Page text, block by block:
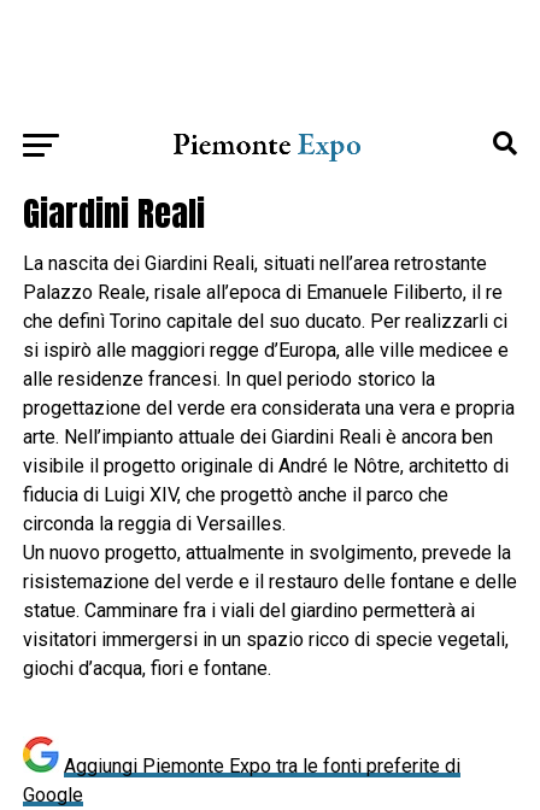
Giardini Reali
La nascita dei Giardini Reali, situati nell’area retrostante
Palazzo Reale, risale all’epoca di Emanuele Filiberto, il re
che definì Torino capitale del suo ducato. Per realizzarli ci
si ispirò alle maggiori regge d’Europa, alle ville medicee e
alle residenze francesi. In quel periodo storico la
progettazione del verde era considerata una vera e propria
arte. Nell’impianto attuale dei Giardini Reali è ancora ben
visibile il progetto originale di André le Nôtre, architetto di
fiducia di Luigi XIV, che progettò anche il parco che
circonda la reggia di Versailles.
Un nuovo progetto, attualmente in svolgimento, prevede la
risistemazione del verde e il restauro delle fontane e delle
statue. Camminare fra i viali del giardino permetterà ai
visitatori immergersi in un spazio ricco di specie vegetali,
giochi d’acqua, fiori e fontane.
Aggiungi Piemonte Expo tra le fonti preferite di
Google